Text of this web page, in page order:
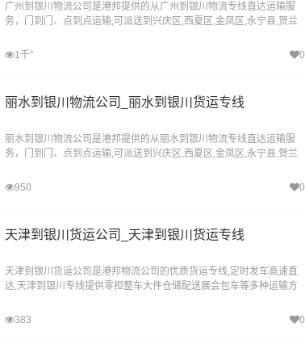
广州到银川物流公司是港邦提供的从广州到银川物流专线直达运输服
务，门到门、点到点运输,可派送到兴庆区,西夏区,金凤区,永宁县,贺兰
1千+ 0
丽水到银川物流公司_丽水到银川货运专线
丽水到银川物流公司是港邦提供的从丽水到银川物流专线直达运输服
务，门到门、点到点运输,可派送到兴庆区,西夏区,金凤区,永宁县,贺兰
950
0
天津到银川货运公司_天津到银川货运专线
天津到银川货运公司是港邦物流公司的优质货运专线,定时发车高速直
达,天津到银川专线提供零担整车大件仓储配送展会包车等多种运输方
383
0